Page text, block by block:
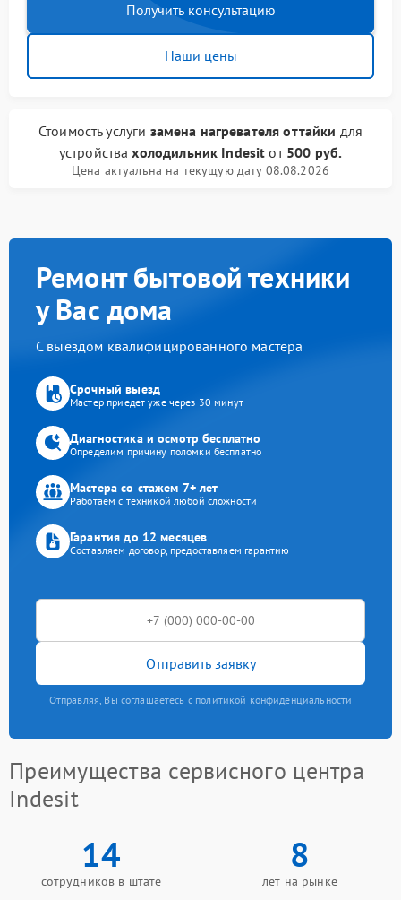
Получить консультацию
Наши цены
Стоимость услуги замена нагревателя оттайки для
устройствахолодильник Indesit от 500 руб.
Цена актуальна на текущую дату 08.08.2026
Ремонт бытовой техники
у Вас дома
С выездом квалифицированного мастера
Срочный выезд
Мастер приедет уже через 30 минут
Диагностика и осмотр бесплатно
Определим причину поломки бесплатно
Мастера со стажем 7+ лет
Работаем с техникой любой сложности
Гарантия до 12 месяцев
Составляем договор, предоставляем гарантию
Отправить заявку
Отправляя, Вы соглашаетесь с политикой конфиденциальности
Преимущества сервисного центра
Indesit
14
сотрудников в штате
8
лет на рынке